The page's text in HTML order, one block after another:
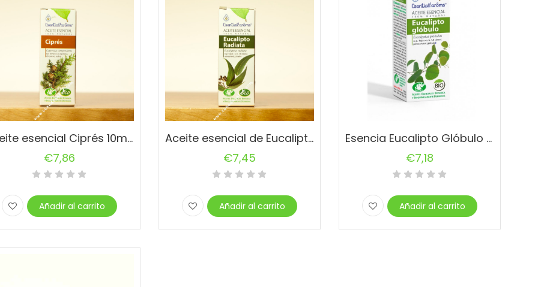
Aceite esencial Ciprés 10ml Esential Aromns
€7,86
Añadir al carrito
Aceite esencial de Eucalipto Radiata 10ml Esential Aromns
€7,45
Añadir al carrito
Esencia Eucalipto Glóbulo 10ml Esential Aromns
€7,18
Añadir al carrito